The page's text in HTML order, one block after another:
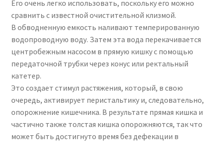
Его очень легко использовать, поскольку его можно
сравнить с известной очистительной клизмой.
В обводненную емкость наливают темперированную
водопроводную воду. Затем эта вода перекачивается
центробежным насосом в прямую кишку с помощью
передаточной трубки через конус или ректальный
катетер.
Это создает стимул растяжения, который, в свою
очередь, активирует перистальтику и, следовательно,
опорожнение кишечника. В результате прямая кишка и
частично также толстая кишка опорожняются, так что
может быть достигнуто время без дефекации в